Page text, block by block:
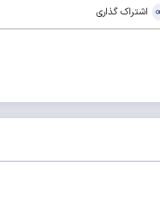
اشتراک گذاری